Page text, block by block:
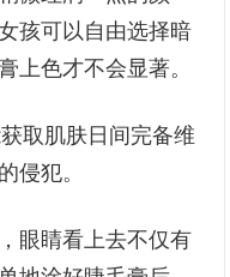
孩可以自由选择暗
上色才不会显著。
取肌肤日间完备维
侵犯。
眼睛看上去不仅有